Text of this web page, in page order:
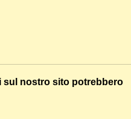
sul nostro sito potrebbero